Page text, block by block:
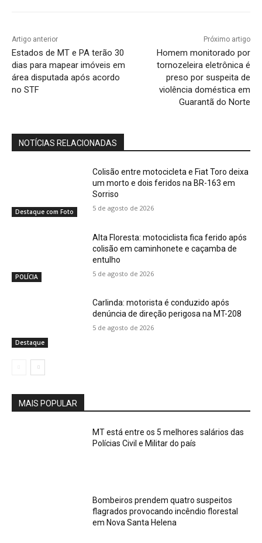
Artigo anterior
Estados de MT e PA terão 30
dias para mapear imóveis em
área disputada após acordo
no STF
Próximo artigo
Homem monitorado por
tornozeleira eletrônica é
preso por suspeita de
violência doméstica em
Guarantã do Norte
NOTÍCIAS RELACIONADAS
Destaque com Foto
Colisão entre motocicleta e Fiat Toro deixa
um morto e dois feridos na BR-163 em
Sorriso
5 de agosto de 2026
POLÍCIA
Alta Floresta: motociclista fica ferido após
colisão em caminhonete e caçamba de
entulho
5 de agosto de 2026
Destaque
Carlinda: motorista é conduzido após
denúncia de direção perigosa na MT-208
5 de agosto de 2026
MAIS POPULAR
MT está entre os 5 melhores salários das
Polícias Civil e Militar do país
Bombeiros prendem quatro suspeitos
flagrados provocando incêndio florestal
em Nova Santa Helena